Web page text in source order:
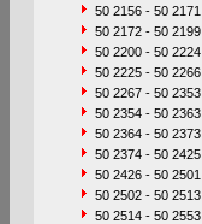
50 2156 - 50 2171
50 2172 - 50 2199
50 2200 - 50 2224
50 2225 - 50 2266
50 2267 - 50 2353
50 2354 - 50 2363
50 2364 - 50 2373
50 2374 - 50 2425
50 2426 - 50 2501
50 2502 - 50 2513
50 2514 - 50 2553